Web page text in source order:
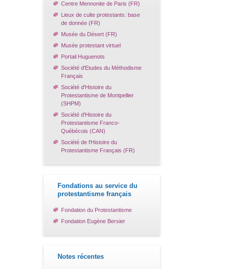
Centre Mennonite de Paris (FR)
Lieux de culte protestants: base
de donnée (FR)
Musée du Désert (FR)
Musée protestant virtuel
Portail Huguenots
Société d'Etudes du Méthodisme
Français
Société d'Histoire du
Protestantisme de Montpellier
(SHPM)
Société d'Histoire du
Protestantisme Franco-
Québécois (CAN)
Société de l'Histoire du
Protestantisme Français (FR)
Fondations au service du
protestantisme français
Fondation du Protestantisme
Fondation Eugène Bersier
Notes récentes